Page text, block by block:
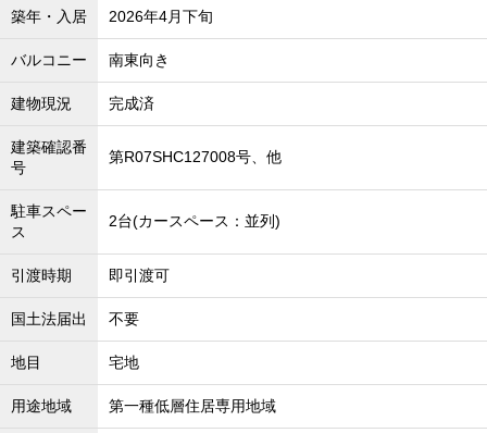
築年・入居 2026年4月下旬
バルコニー 南東向き
建物現況 完成済
建築確認番
号
第R07SHC127008号、他
駐車スペー
ス
2台(カースペース：並列)
引渡時期 即引渡可
国土法届出 不要
地目 宅地
用途地域 第一種低層住居専用地域